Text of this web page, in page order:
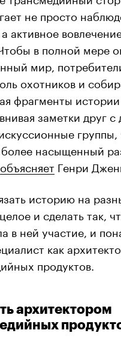
не просто
активное
в полной мере
мир,
охотников и
фрагменты
заметки друг с
насыщенный
объясняет Генри
историю на
и сделать так,
в ней участие, и
как
продуктов.
архитектором